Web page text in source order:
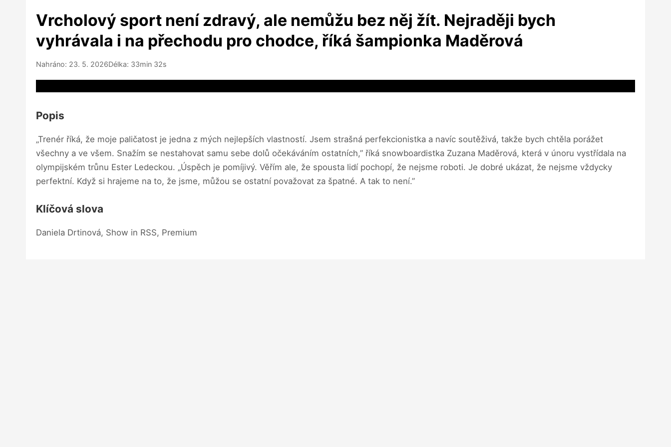
Vrcholový sport není zdravý, ale nemůžu bez něj žít. Nejraději bych
vyhrávala i na přechodu pro chodce, říká šampionka Maděrová
Nahráno: 23. 5. 2026Délka: 33min 32s
Popis
„Trenér říká, že moje paličatost je jedna z mých nejlepších vlastností. Jsem strašná perfekcionistka a navíc soutěživá, takže bych chtěla porážet
všechny a ve všem. Snažím se nestahovat samu sebe dolů očekáváním ostatních,” říká snowboardistka Zuzana Maděrová, která v únoru vystřídala na
olympijském trůnu Ester Ledeckou. „Úspěch je pomíjivý. Věřím ale, že spousta lidí pochopí, že nejsme roboti. Je dobré ukázat, že nejsme vždycky
perfektní. Když si hrajeme na to, že jsme, můžou se ostatní považovat za špatné. A tak to není.”
Klíčová slova
Daniela Drtinová, Show in RSS, Premium